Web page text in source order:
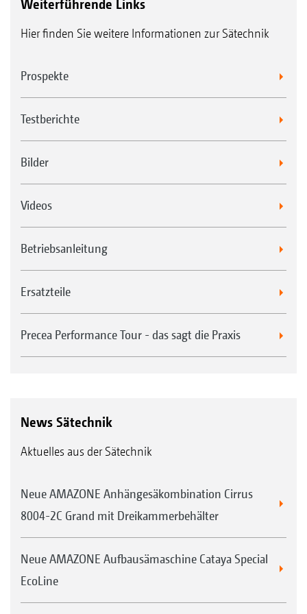
Weiterführende Links
Hier finden Sie weitere Informationen zur Sätechnik
Prospekte
Testberichte
Bilder
Videos
Betriebsanleitung
Ersatzteile
Precea Performance Tour - das sagt die Praxis
News Sätechnik
Aktuelles aus der Sätechnik
Neue AMAZONE Anhängesäkombination Cirrus
8004-2C Grand mit Dreikammerbehälter
Neue AMAZONE Aufbausämaschine Cataya Special
EcoLine